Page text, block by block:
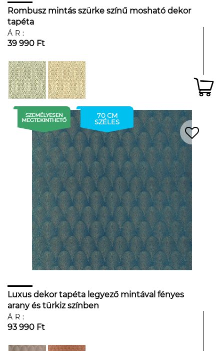
Rombusz mintás szürke színű mosható dekor
tapéta
ÁR:
39 990 Ft
70 CM
SZÉLES
Luxus dekor tapéta legyező mintával fényes
arany és türkiz színben
ÁR:
93 990 Ft